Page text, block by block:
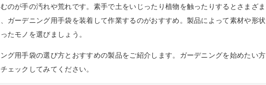
のが手の汚れや荒れです。素手で土をいじったり植物を触ったりするとさまざま
ガーデニング用手袋を装着して作業するのがおすすめ。製品によって素材や形状
たモノを選びましょう。
グ用手袋の選び方とおすすめの製品をご紹介します。ガーデニングを始めたい方
ェックしてみてください。